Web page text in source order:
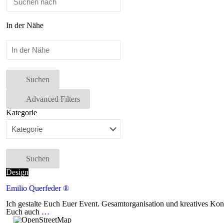
In der Nähe
Suchen
Advanced Filters
Kategorie
Suchen
Design
Emilio Querfeder ®
Ich gestalte Euch Euer Event. Gesamtorganisation und kreatives
Euch auch …